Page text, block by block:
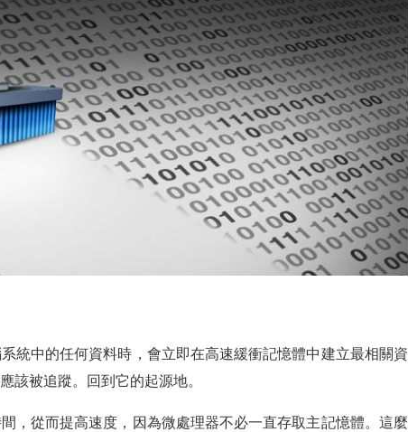
統中的任何資料時，會立即在高速緩衝記憶體中建立最相關資
該被追蹤。回到它的起源地。
，從而提高速度，因為微處理器不必一直存取主記憶體。這麼